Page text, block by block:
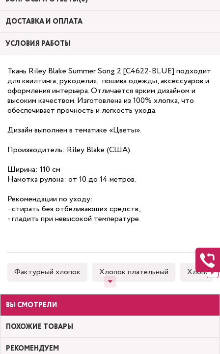
ДОСТАВКА И ОПЛАТА
УСЛОВИЯ РАБОТЫ
Ткань Riley Blake Summer Song 2 [C4622-BLUE] подходит
для квилтинга, рукоделия, пошива одежды, аксессуаров и
оформления интерьера. Отличается ярким дизайном и
высоким качеством. Изготовлена из 100% хлопка, что
обеспечивает прочность и легкость ухода.
Дизайн выполнен в тематике «Цветы».
Производитель: Riley Blake (США).
Ширина: 110 см
Намотка рулона: от 10 до 14 метров.
Рекомендации по уходу:
- стирать без отбеливающих средств;
- гладить при невысокой температуре.
Фактурный хлопок Хлопок плательный Хлопок
ВЫ СМОТРЕЛИ
ПОХОЖИЕ ТОВАРЫ
РЕКОМЕНДУЕМ